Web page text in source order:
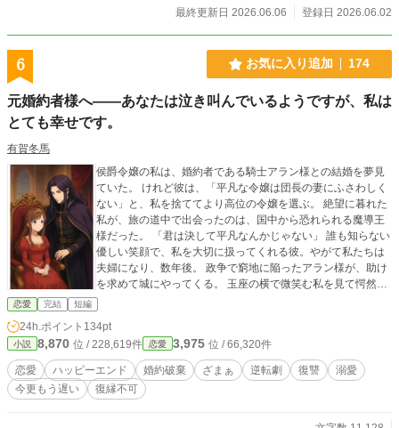
最終更新日 2026.06.06
登録日 2026.06.02
6 お気に入り追加 174
元婚約者様へ――あなたは泣き叫んでいるようですが、私は
とても幸せです。
有賀冬馬
侯爵令嬢の私は、婚約者である騎士アラン様との結婚を夢見
ていた。 けれど彼は、「平凡な令嬢は団長の妻にふさわしく
ない」と、私を捨ててより高位の令嬢を選ぶ。 ​絶望に暮れた
私が、旅の道中で出会ったのは、国中から恐れられる魔導王
様だった。 「君は決して平凡なんかじゃない」 誰も知らない
優しい笑顔で、私を大切に扱ってくれる彼。やがて私たちは
夫婦になり、数年後。 ​政争で窮地に陥ったアラン様が、助け
を求めて城にやってくる。 玉座の横で微笑む私を見て愕然と
する彼に、魔導王様は冷たく一言。 「我が妃を泣かせた罪、
覚悟はあるな」 ――ああ、アラン様。あなたに捨てられたお
かげで、私はこんなに幸せになりました。心から、どうぞお
幸せに。
恋愛 完結 短編
24h.ポイント 134pt
小説 8,870 位 / 228,619件 恋愛 3,975 位 / 66,320件
恋愛 ハッピーエンド 婚約破棄 ざまぁ 逆転劇 復讐
溺愛
今更もう遅い
復縁不可